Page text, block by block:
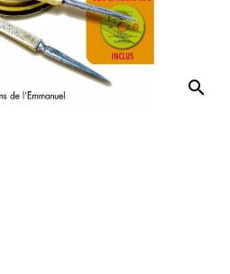
search